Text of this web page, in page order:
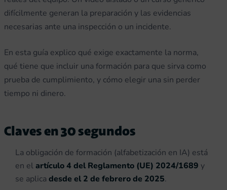
difícilmente generan la preparación y las evidencias
necesarias ante una inspección o un incidente.
En esta guía explico qué exige exactamente la norma,
qué tiene que incluir una formación para que sirva como
prueba de cumplimiento, y cómo elegir una sin perder
tiempo ni dinero.
Claves en 30 segundos
La obligación de formación (alfabetización en IA) está
en elartículo 4 del Reglamento (UE) 2024/1689 y
se aplicadesde el 2 de febrero de 2025.